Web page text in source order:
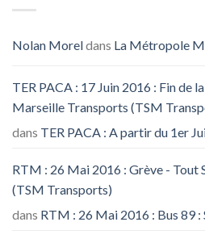
Nolan Moreldans La Métropole
TER PACA : 17 Juin 2016 : Fin de
Marseille Transports (TSM
dans TER PACA : A partir du 1er
RTM : 26 Mai 2016 : Grève - Tout
(TSM Transports)
dans RTM : 26 Mai 2016 : Bus 89